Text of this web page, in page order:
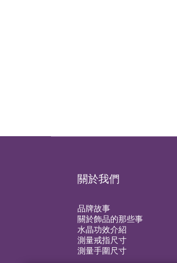
關於我們
品牌故事
關於飾品的那些事
水晶功效介紹
測量戒指尺寸
測量手圍尺寸